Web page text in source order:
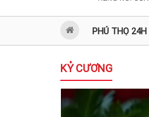
PHÚ THỌ 24H
KỶ CƯƠNG